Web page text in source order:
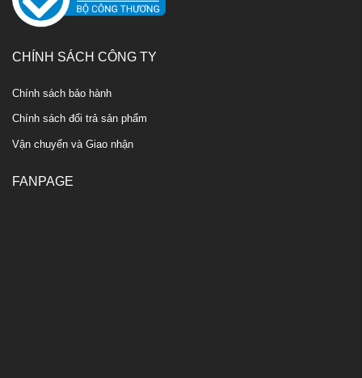
CHÍNH SÁCH CÔNG TY
Chính sách bảo hành
Chính sách đổi trả sản phẩm
Vận chuyển và Giao nhận
FANPAGE